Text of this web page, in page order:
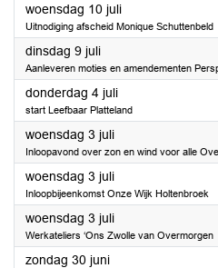
woensdag 10 juli2024
Uitnodiging afscheid Monique Schuttenbeld
dinsdag 9 juli2024
Aanleveren moties en amendementen
donderdag 4 juli2024
start Leefbaar Platteland
woensdag 3 juli2024
Inloopavond over zon en wind voor alle
woensdag 3 juli2024
Inloopbijeenkomst Onze Wijk Holtenbroek
woensdag 3 juli2024
Werkateliers ‘Ons Zwolle van Overmorgen
zondag 30 juni2024